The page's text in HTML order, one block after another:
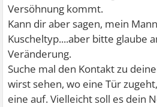
ich mich weder für meinen Mann
entscheiden konnte. Nach
ich wegen der Depression nicht
meinen Job verloren. Aufgrund
Klinik gegangen. War dort für 4
da mit Antidepessiva gut
Versöhnung kommt.
Kann dir aber sagen, mein
Kuscheltyp....aber bitte glaube
Veränderung.
Suche mal den Kontakt zu
wirst sehen, wo eine Tür
eine auf. Vielleicht soll es dein